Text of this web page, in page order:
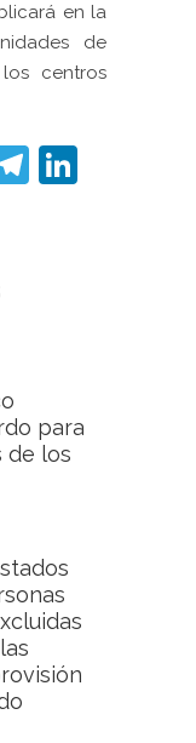
en la
de
centros
para
de los